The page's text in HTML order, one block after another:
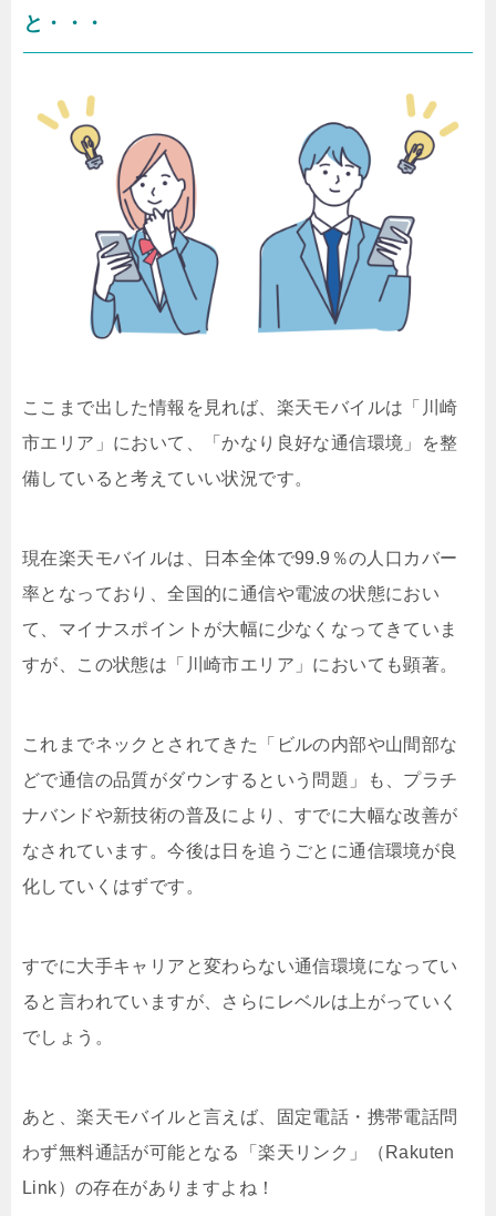
と・・・
ここまで出した情報を見れば、楽天モバイルは「川崎
市エリア」において、「かなり良好な通信環境」を整
備していると考えていい状況です。
現在楽天モバイルは、日本全体で99.9％の人口カバー
率となっており、全国的に通信や電波の状態におい
て、マイナスポイントが大幅に少なくなってきていま
すが、この状態は「川崎市エリア」においても顕著。
これまでネックとされてきた「ビルの内部や山間部な
どで通信の品質がダウンするという問題」も、プラチ
ナバンドや新技術の普及により、すでに大幅な改善が
なされています。今後は日を追うごとに通信環境が良
化していくはずです。
すでに大手キャリアと変わらない通信環境になってい
ると言われていますが、さらにレベルは上がっていく
でしょう。
あと、楽天モバイルと言えば、固定電話・携帯電話問
わず無料通話が可能となる「楽天リンク」（Rakuten
Link）の存在がありますよね！